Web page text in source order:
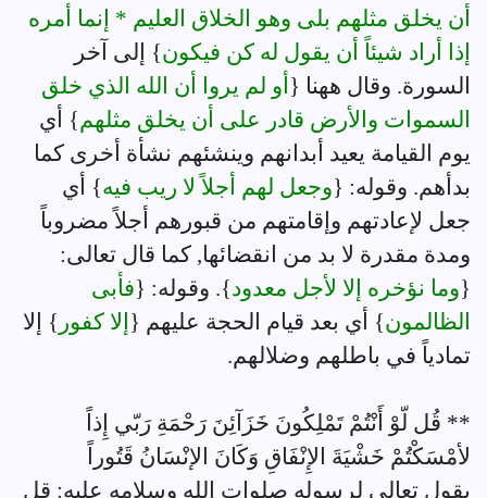
أن يخلق مثلهم بلى وهو الخلاق العليم * إنما أمره
إذا أراد شيئاً أن يقول له كن فيكون} إلى آخر
السورة. وقال ههنا { أو لم يروا أن الله الذي خلق
السموات والأرض قادر على أن يخلق مثلهم} أي
يوم القيامة يعيد أبدانهم وينشئهم نشأة أخرى كما
بدأهم. وقوله: {وجعل لهم أجلاً لا ريب فيه} أي
جعل لإعادتهم وإقامتهم من قبورهم أجلاً مضروباً
ومدة مقدرة لا بد من انقضائها, كما قال تعالى:
{وما نؤخره إلا لأجل معدود}. وقوله: {فأبى
الظالمون} أي بعد قيام الحجة عليهم { إلا كفور } إلا
تمادياً في باطلهم وضلالهم.
** قُل لّوْ أَنْتُمْ تَمْلِكُونَ خَزَآئِنَ رَحْمَةِ رَبّي إِذاً
لأمْسَكْتُمْ خَشْيَةَ الإِنْفَاقِ وَكَانَ الإنْسَانُ قَتُوراً
يقول تعالى لرسوله صلوات الله وسلامه عليه: قل